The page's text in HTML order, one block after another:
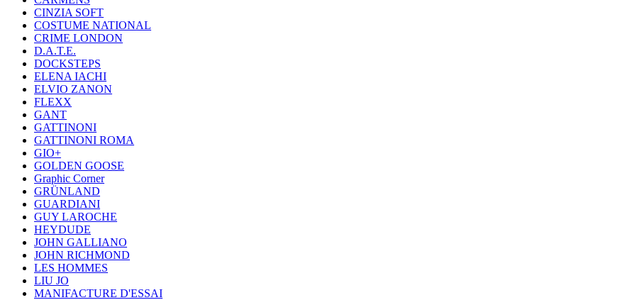
CINZIA SOFT
COSTUME NATIONAL
CRIME LONDON
D.A.T.E.
DOCKSTEPS
ELENA IACHI
ELVIO ZANON
FLEXX
GANT
GATTINONI
GATTINONI ROMA
GIO+
GOLDEN GOOSE
Graphic Corner
GRÜNLAND
GUARDIANI
GUY LAROCHE
HEYDUDE
JOHN GALLIANO
JOHN RICHMOND
LES HOMMES
LIU JO
MANIFACTURE D'ESSAI